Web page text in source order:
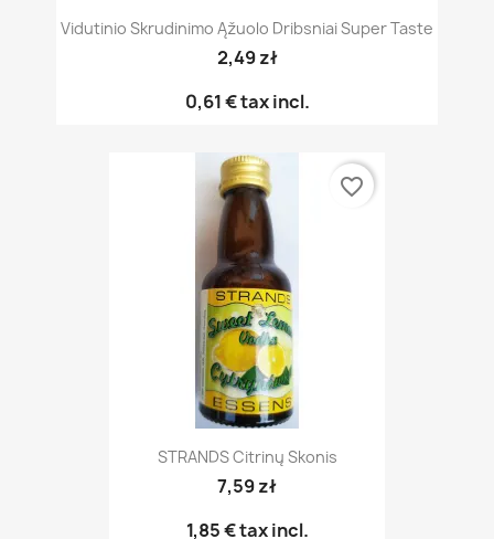
Vidutinio Skrudinimo Ąžuolo Dribsniai Super Taste
2,49 zł
0,61 €tax incl.
STRANDS Citrinų Skonis
7,59 zł
1,85 €tax incl.
favorite_border